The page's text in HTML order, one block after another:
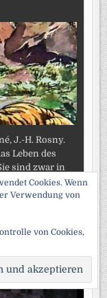
J.-H. Rosny.
Leben des
sind zwar in
Cookies. Wenn
Verwendung von
von Cookies,
TO
TOP